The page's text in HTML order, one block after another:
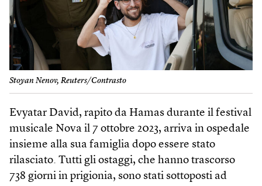
Stoyan Nenov, Reuters/Contrasto
Evyatar David, rapito da Hamas durante il festival
musicale Nova il 7 ottobre 2023, arriva in ospedale
insieme alla sua famiglia dopo essere stato
rilasciato. Tutti gli ostaggi, che hanno trascorso
738 giorni in prigionia, sono stati sottoposti ad